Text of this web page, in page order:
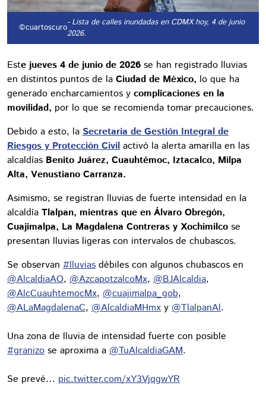
©cuartoscuro- Lista de calles inundadas en CDMX hoy, 4 de junio
2026.
Este jueves 4 de junio de 2026 se han registrado lluvias
en distintos puntos de la Ciudad de México, lo que ha
generado encharcamientos y complicaciones en la
movilidad, por lo que se recomienda tomar precauciones.
Debido a esto, la Secretaría de Gestión Integral de
Riesgos y Protección Civil activó la alerta amarilla en las
alcaldías Benito Juárez, Cuauhtémoc, Iztacalco, Milpa
Alta, Venustiano Carranza.
Asimismo, se registran lluvias de fuerte intensidad en la
alcaldía Tlalpan, mientras que en Álvaro Obregón,
Cuajimalpa, La Magdalena Contreras y Xochimilco se
presentan lluvias ligeras con intervalos de chubascos.
Se observan #lluvias débiles con algunos chubascos en
@AlcaldiaAO, @AzcapotzalcoMx, @BJAlcaldia,
@AlcCuauhtemocMx, @cuajimalpa_gob,
@ALaMagdalenaC, @AlcaldiaMHmx y @TlalpanAl.
Una zona de lluvia de intensidad fuerte con posible
#granizo se aproxima a @TuAlcaldiaGAM.
Se prevé… pic.twitter.com/xY3VjqgwYR